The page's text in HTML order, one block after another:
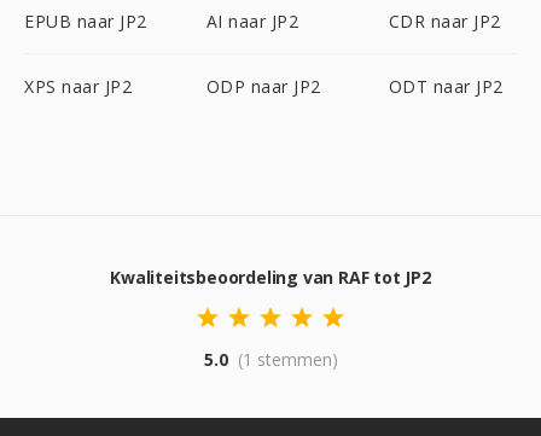
EPUB naar JP2 AI naar JP2 CDR naar JP2
XPS naar JP2 ODP naar JP2 ODT naar JP2
Kwaliteitsbeoordeling van RAF tot JP2
5.0 (1 stemmen)